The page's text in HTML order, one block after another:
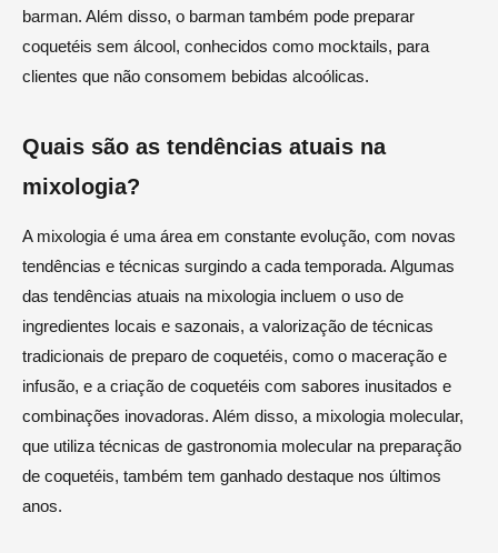
barman. Além disso, o barman também pode preparar
coquetéis sem álcool, conhecidos como mocktails, para
clientes que não consomem bebidas alcoólicas.
Quais são as tendências atuais na
mixologia?
A mixologia é uma área em constante evolução, com novas
tendências e técnicas surgindo a cada temporada. Algumas
das tendências atuais na mixologia incluem o uso de
ingredientes locais e sazonais, a valorização de técnicas
tradicionais de preparo de coquetéis, como o maceração e
infusão, e a criação de coquetéis com sabores inusitados e
combinações inovadoras. Além disso, a mixologia molecular,
que utiliza técnicas de gastronomia molecular na preparação
de coquetéis, também tem ganhado destaque nos últimos
anos.